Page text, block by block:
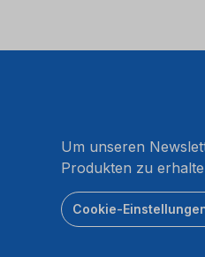
Um unseren
Produkten zu
Cookie-